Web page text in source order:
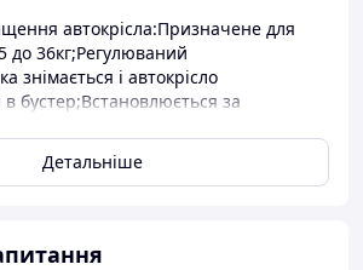
автокрісла:Призначене для
до 36кг;Регулюваний
знімається і автокрісло
бустер;Встановлюється за
для чищення;Корпус і всі сидіння
пластику;Сертифікат ECE R44/04.
Детальніше